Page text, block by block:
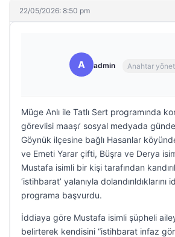
22/05/2026: 8:50 pm
A admin Anahtar
Müge Anlı ile Tatlı Sert programında
görevlisi maaşı’ sosyal medyada
Göynük ilçesine bağlı Hasanlar
ve Emeti Yarar çifti, Büşra ve Derya
Mustafa isimli bir kişi tarafından
‘istihbarat’ yalanıyla dolandırıldıklarını
programa başvurdu.
İddiaya göre Mustafa isimli şüpheli
belirterek kendisini “istihbarat infaz